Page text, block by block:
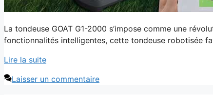
La tondeuse GOAT G1-2000 s’impose comme une
fonctionnalités intelligentes, cette tondeuse robotisée
Lire la suite
Laisser un commentaire